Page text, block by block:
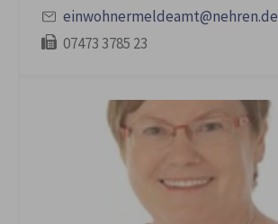
einwohnermeldeamt@nehren.de
07473 3785 23